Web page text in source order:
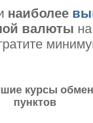
наиболее
валюты
курсы
пунктов